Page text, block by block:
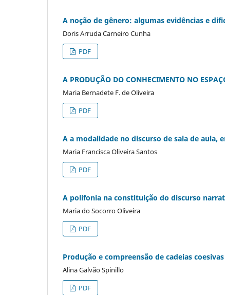
A noção de gênero: algumas evidências e
Doris Arruda Carneiro Cunha
PDF
A PRODUÇÃO DO CONHECIMENTO NO
Maria Bernadete F. de Oliveira
PDF
A a modalidade no discurso de sala de aula,
Maria Francisca Oliveira Santos
PDF
A polifonia na constituição do discurso
Maria do Socorro Oliveira
PDF
Produção e compreensão de cadeias
Alina Galvão Spinillo
PDF